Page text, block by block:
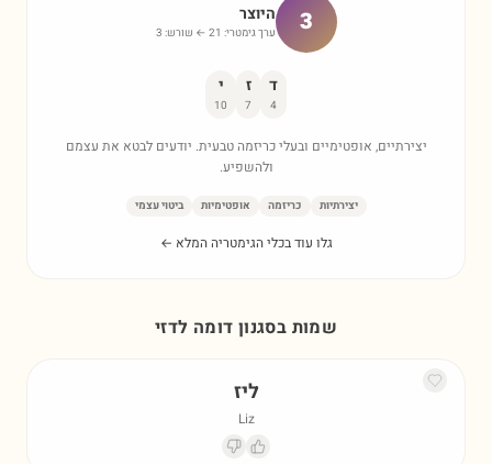
3 היוצר
ערך גימטרי: 21 ← שורש: 3
ד
4
ז
7
י
10
יצירתיים, אופטימיים ובעלי כריזמה טבעית. יודעים לבטא את עצמם
ולהשפיע.
יצירתיות כריזמה אופטימיות ביטוי עצמי
גלו עוד בכלי הגימטריה המלא ←
שמות בסגנון דומה לדזי
ליז
Liz